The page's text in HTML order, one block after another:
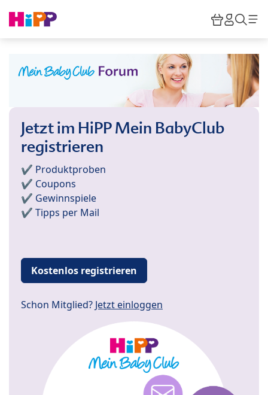
HiPP
Jetzt im HiPP Mein BabyClub
registrieren
✔️ Produktproben
✔️ Coupons
✔️ Gewinnspiele
✔️ Tipps per Mail
Kostenlos registrieren
Schon Mitglied? Jetzt einloggen